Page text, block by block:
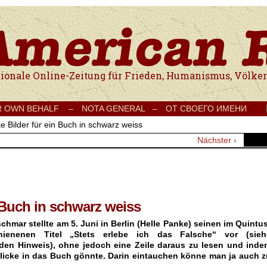
Onlinezeitung für Frieden, Humanismus, Völkerverständigung und
OWN BEHALF – NOTA GENERAL – ОТ СВОЕГО ИМЕНИ
Bilder für ein Buch in schwarz weiss
Nächster ›
in schwarz weiss
stellte am 5. Juni in Berlin (Helle Panke) seinen im
Titel „Stets erlebe ich das Falsche“ vor
Hinweis), ohne jedoch eine Zeile daraus zu lesen und
in das Buch gönnte. Darin eintauchen könne man ja auch